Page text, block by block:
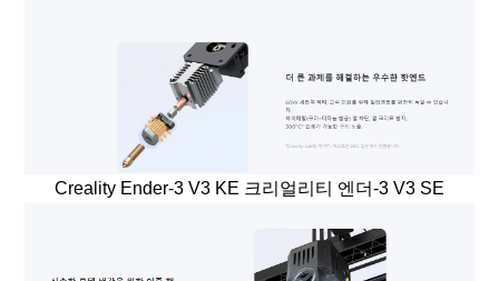
Creality Ender-3 V3 KE 크리얼리티 엔더-3 V3 SE